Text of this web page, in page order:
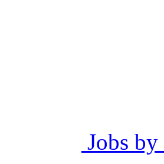
Jobs by